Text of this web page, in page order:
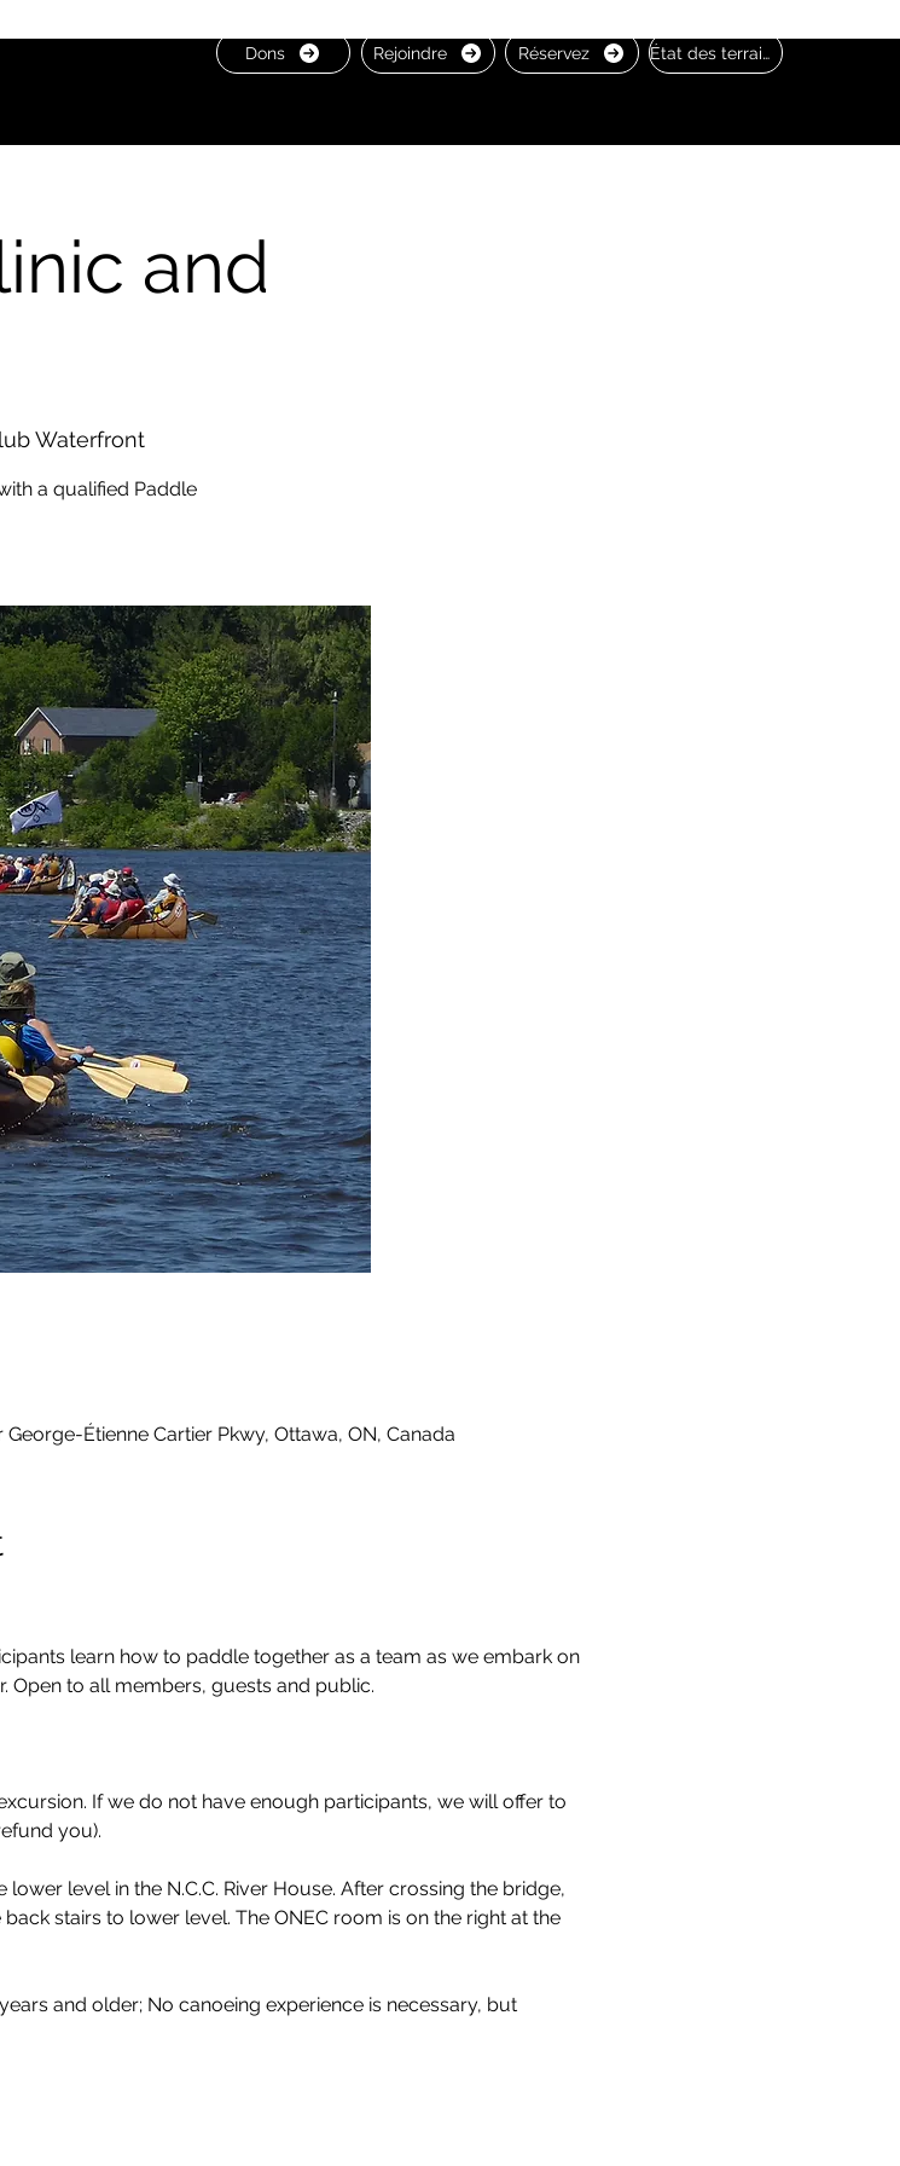
Dons Rejoindre Réservez État des terrains
and
Waterfront
a qualified Paddle
Étienne Cartier Pkwy, Ottawa, ON, Canada
learn how to paddle together as a team as we embark on
Open to all members, guests and public.
If we do not have enough participants, we will offer to
you).
level in the N.C.C. River House. After crossing the bridge,
stairs to lower level. The ONEC room is on the right at the